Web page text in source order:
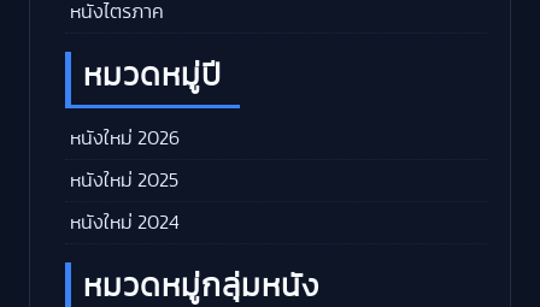
หนังไตรภาค
หมวดหมู่ปี
หนังใหม่ 2026
หนังใหม่ 2025
หนังใหม่ 2024
หมวดหมู่กลุ่มหนัง